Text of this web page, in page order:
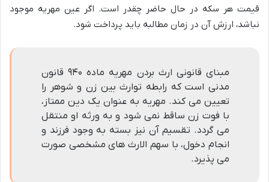
قیمت هر سکه در حال حاضر چقدر است. اگر عین مهریه موجود
نباشد، ارزش آن در زمان مطالبه باید پرداخت شود.
مبنای قانونی ارث بردن مهریه ماده ۹۴۰ قانون
مدنی است که رابطه توارث بین زن و شوهر را
تعیین می کند. مهریه به عنوان یک دین ممتاز،
با فوت زن ساقط نمی شود و به ورثه او منتقل
می گردد. تقسیم آن نیز بسته به وجود فرزند و
انجام دخول، با سهم الارث های مشخصی صورت
می پذیرد.